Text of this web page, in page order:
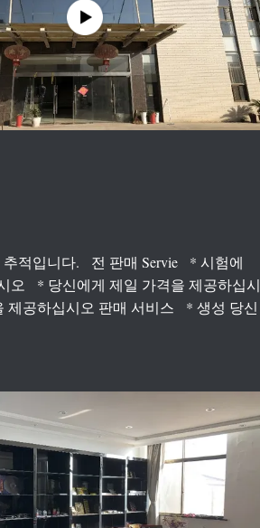
추적입니다. 전 판매 Servie * 시험에
오 * 당신에게 제일 가격을 제공하십시
공하십시오 판매 서비스 * 생성 당신